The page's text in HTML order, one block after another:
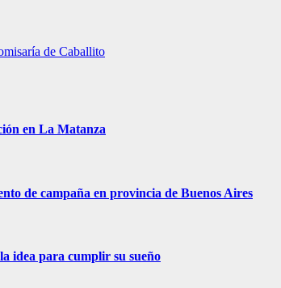
de Caballito
en La Matanza
de campaña en provincia de Buenos Aires
idea para cumplir su sueño